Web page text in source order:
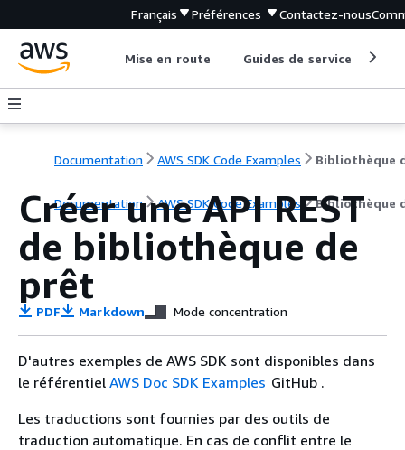
Français Préférences Contactez-nous
Mise en route Guides de service
Documentation AWS SDK Code Examples
Documentation AWS SDK Code Examples Bibliothèque
Créer une API REST
de bibliothèque de
prêt
PDF Markdown Mode concentration
D'autres exemples de AWS SDK sont disponibles dans
le référentiel AWS Doc SDK Examples GitHub .
Les traductions sont fournies par des outils de
traduction automatique. En cas de conflit entre le